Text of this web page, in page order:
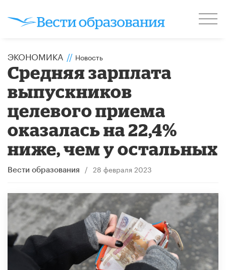
ЭКОНОМИКА // Новость
Средняя зарплата
выпускников
целевого приема
оказалась на 22,4%
ниже, чем у остальных
Вести образования / 28 февраля 2023